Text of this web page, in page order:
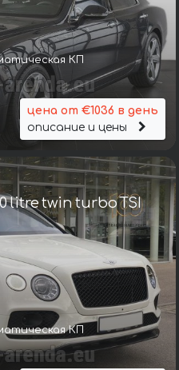
КП
цена от €1036 в день
описание и цены
litre twin turbo TSI
КП